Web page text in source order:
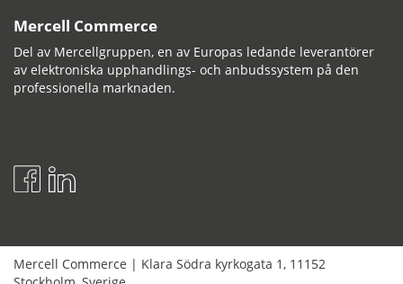
Mercell Commerce
Del av Mercellgruppen, en av Europas ledande leverantörer
av elektroniska upphandlings- och anbudssystem på den
professionella marknaden.
Mercell Commerce | Klara Södra kyrkogata 1, 11152